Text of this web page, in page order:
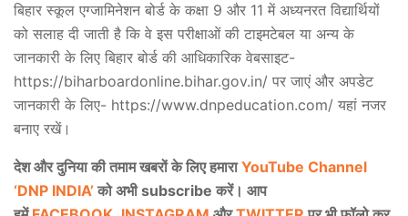
बिहार स्कूल एग्जामिनेशन बोर्ड के कक्षा 9 और 11 में अध्यनरत विद्यार्थियों
को सलाह दी जाती है कि वे इस परीक्षाओं की टाइमटेबल या अन्य के
जानकारी के लिए बिहार बोर्ड की आधिकारिक वेबसाइट-
https://biharboardonline.bihar.gov.in/ पर जाएं और अपडेट
जानकारी के लिए- https://www.dnpeducation.com/ यहां नजर
बनाए रखें।
देश और दुनिया की तमाम खबरों के लिए हमाराYouTube Channel
‘DNP INDIA’ को अभी subscribe करें। आप